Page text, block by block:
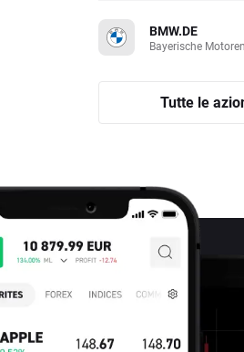
BMW.DE
Bayerische
Tutte le